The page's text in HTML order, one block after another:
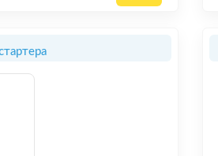
07.2000 IVECO P/PA 180-